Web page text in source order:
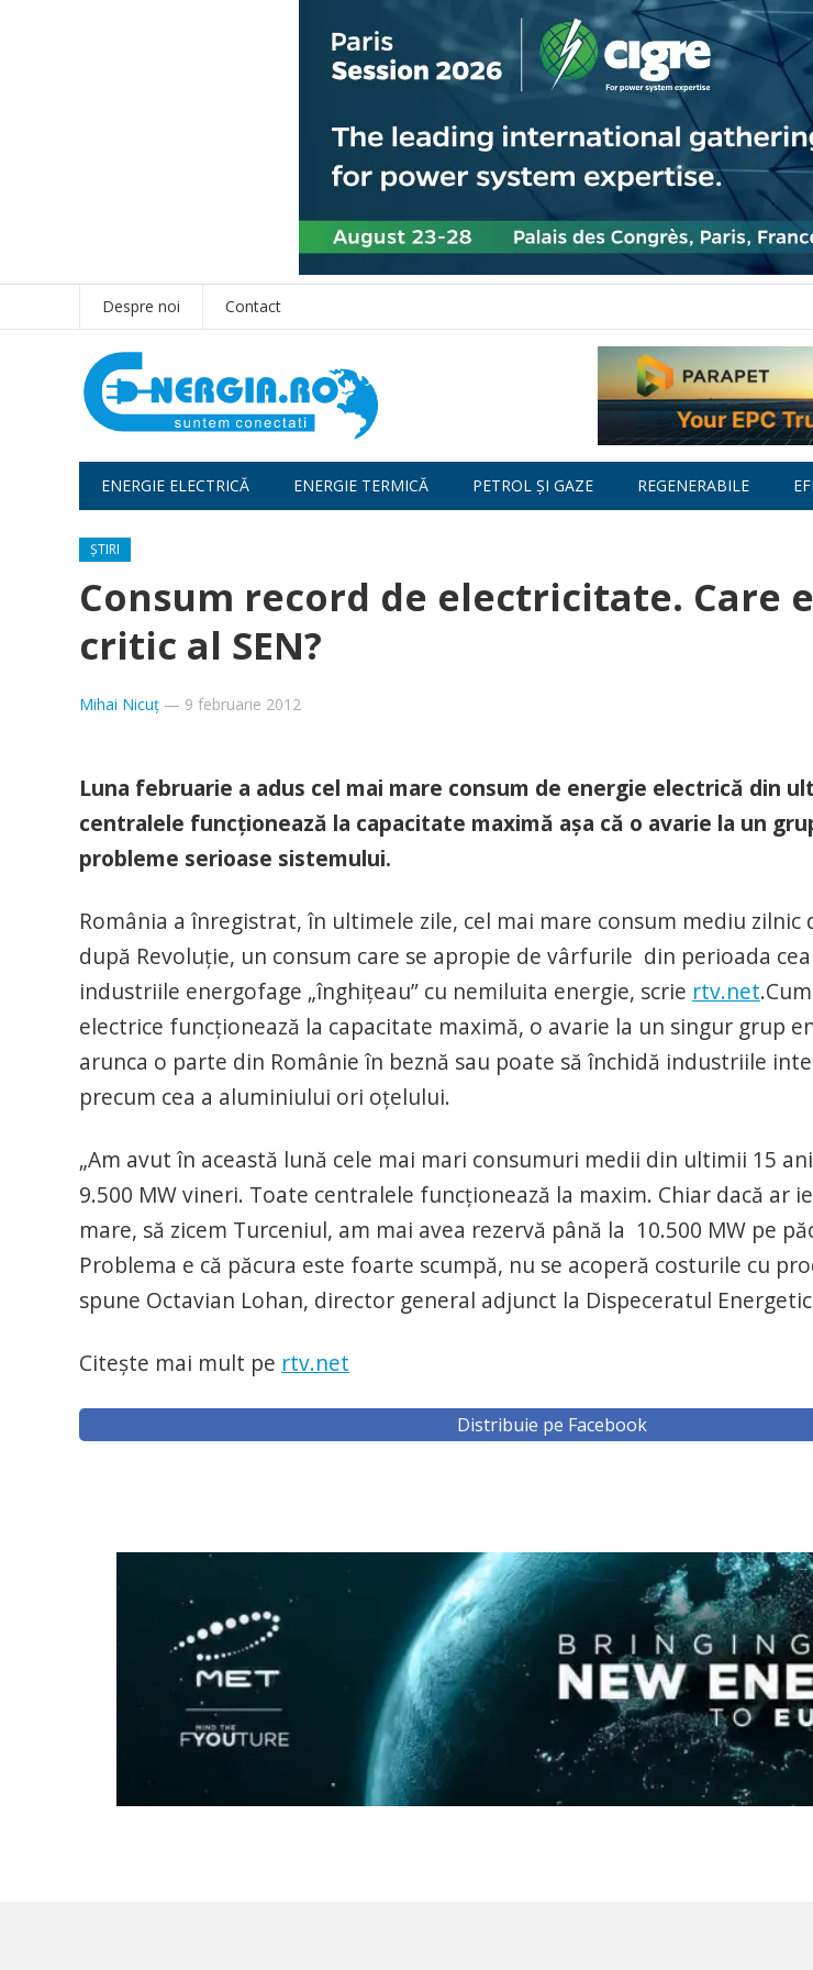
Despre noi Contact
ENERGIE ELECTRICĂ ENERGIE TERMICĂ PETROL ȘI GAZE REGENERABILE
ȘTIRI
Consum record de electricitate. Care
critic al SEN?
Mihai Nicuț — 9 februarie 2012
Luna februarie a adus cel mai mare consum de energie electrică din
centralele funcţionează la capacitate maximă aşa că o avarie la un
probleme serioase sistemului.
România a înregistrat, în ultimele zile, cel mai mare consum mediu zilnic
după Revoluţie, un consum care se apropie de vârfurile din perioada
industriile energofage „înghiţeau” cu nemiluita energie, scrie rtv.net
electrice funcţionează la capacitate maximă, o avarie la un singur grup
arunca o parte din Românie în beznă sau poate să închidă industriile
precum cea a aluminiului ori oţelului.
„Am avut în această lună cele mai mari consumuri medii din ultimii 15
9.500 MW vineri. Toate centralele funcţionează la maxim. Chiar dacă ar
mare, să zicem Turceniul, am mai avea rezervă până la 10.500 MW pe
Problema e că păcura este foarte scumpă, nu se acoperă costurile cu
spune Octavian Lohan, director general adjunct la Dispeceratul
Citeşte mai mult pe rtv.net
Distribuie pe Facebook